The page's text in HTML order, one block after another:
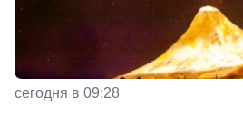
сегодня в 09:28